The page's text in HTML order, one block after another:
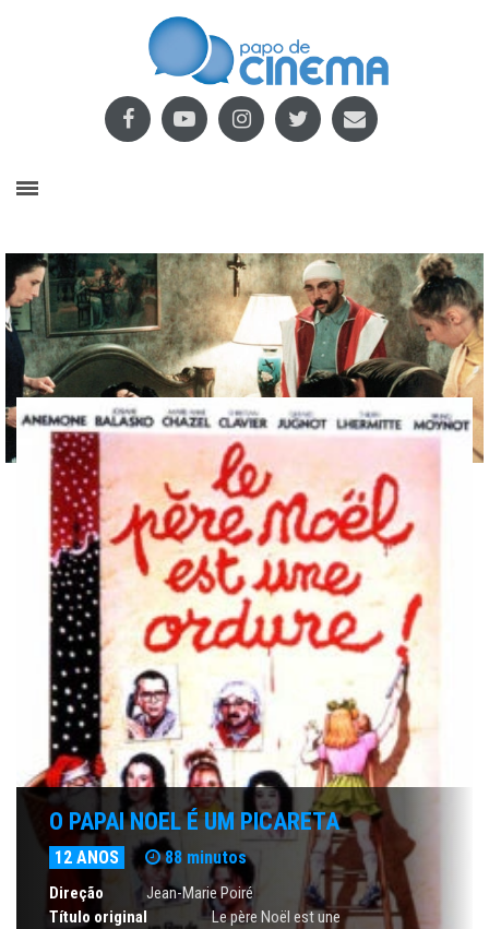
O PAPAI NOEL É UM PICARETA
12 ANOS 88 minutos
Direção
Jean-Marie Poiré
Título original
Le père Noël est une